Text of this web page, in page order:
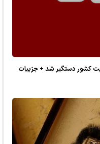
کشور دستگیر شد + جزییات